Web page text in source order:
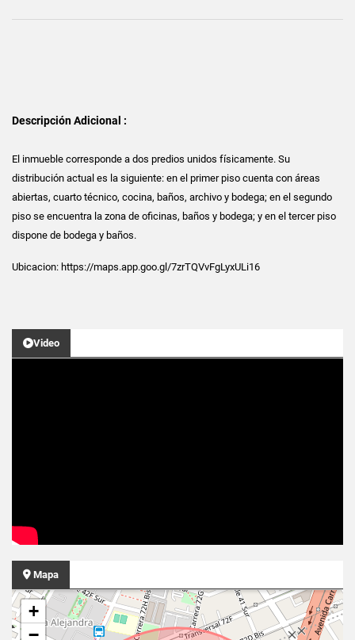
Descripción Adicional :
El inmueble corresponde a dos predios unidos físicamente. Su
distribución actual es la siguiente: en el primer piso cuenta con áreas
abiertas, cuarto técnico, cocina, baños, archivo y bodega; en el segundo
piso se encuentra la zona de oficinas, baños y bodega; y en el tercer piso
dispone de bodega y baños.
Ubicacion: https://maps.app.goo.gl/7zrTQVvFgLyxULi16
Video
Mapa
+
−